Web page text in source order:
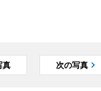
真 次の写真